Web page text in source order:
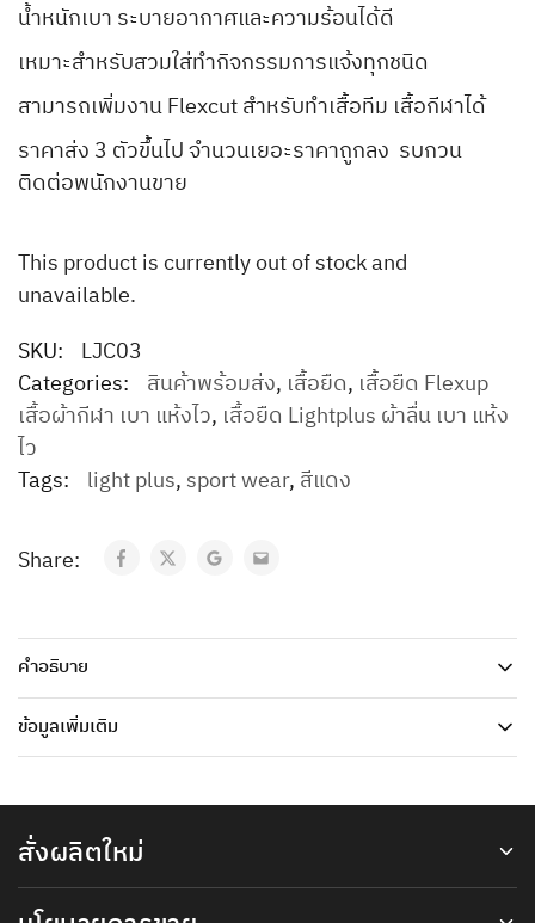
น้ำหนักเบา ระบายอากาศและความร้อนได้ดี
เหมาะสำหรับสวมใส่ทำกิจกรรมการแจ้งทุกชนิด
สามารถเพิ่มงาน Flexcut สำหรับทำเสื้อทีม เสื้อกีฬาได้
ราคาส่ง 3 ตัวขึ้นไป จำนวนเยอะราคาถูกลง รบกวน
ติดต่อพนักงานขาย
This product is currently out of stock and
unavailable.
SKU: LJC03
Categories: สินค้าพร้อมส่ง, เสื้อยืด, เสื้อยืด Flexup
เสื้อผ้ากีฬา เบา แห้งไว, เสื้อยืด Lightplus ผ้าลื่น เบา แห้ง
ไว
Tags: light plus, sport wear, สีแดง
Share:
คำอธิบาย
ข้อมูลเพิ่มเติม
สั่งผลิตใหม่